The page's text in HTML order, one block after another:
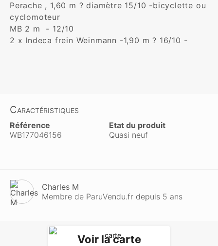
Perache , 1,60 m ? diamètre 15/10 -bicyclette ou
cyclomoteur
MB 2 m  - 12/10
2 x Indeca frein Weinmann -1,90 m ? 16/10 -
Caractéristiques
Référence
WB177046156
Etat du produit
Quasi neuf
Charles M
Membre de ParuVendu.fr depuis 5 ans
Voir la carte